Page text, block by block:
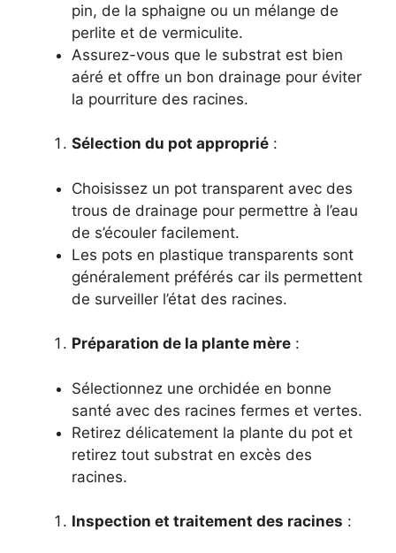
pin, de la sphaigne ou un mélange de
perlite et de vermiculite.
Assurez-vous que le substrat est bien
aéré et offre un bon drainage pour éviter
la pourriture des racines.
Sélection du pot approprié :
Choisissez un pot transparent avec des
trous de drainage pour permettre à l’eau
de s’écouler facilement.
Les pots en plastique transparents sont
généralement préférés car ils permettent
de surveiller l’état des racines.
Préparation de la plante mère :
Sélectionnez une orchidée en bonne
santé avec des racines fermes et vertes.
Retirez délicatement la plante du pot et
retirez tout substrat en excès des
racines.
Inspection et traitement des racines :